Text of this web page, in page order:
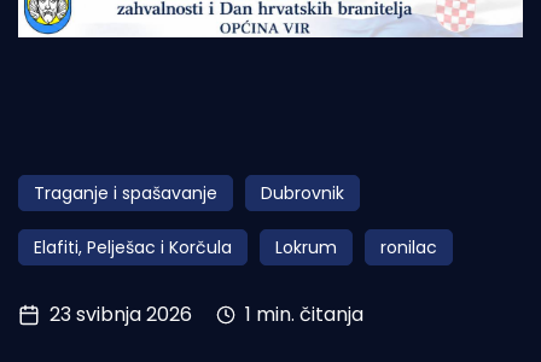
Otoci
Turizam i nautika
Pomorstvo
Traganje i spašavanje Dubrovnik
Elafiti, Pelješac i Korčula Lokrum ronilac
23 svibnja 2026 1 min. čitanja